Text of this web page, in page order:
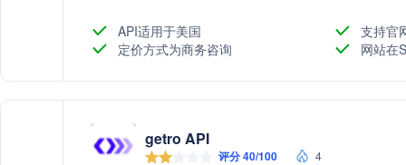
API适用于美国
支持官
定价方式为商务咨询
网站在
getro API
评分 40/100 4